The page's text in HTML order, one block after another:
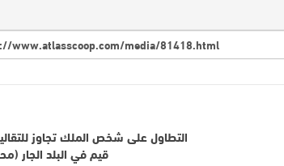
التطاول على شخص الملك تجاوز
قيم في البلد الجار